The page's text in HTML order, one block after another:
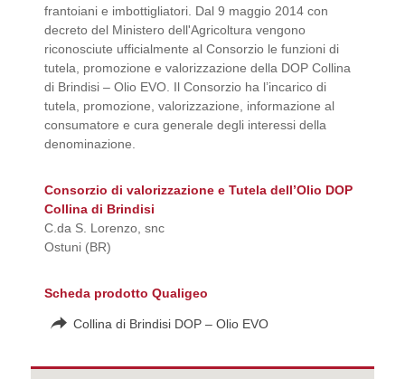
frantoiani e imbottigliatori. Dal 9 maggio 2014 con
decreto del Ministero dell'Agricoltura vengono
riconosciute ufficialmente al Consorzio le funzioni di
tutela, promozione e valorizzazione della DOP Collina
di Brindisi – Olio EVO. Il Consorzio ha l’incarico di
tutela, promozione, valorizzazione, informazione al
consumatore e cura generale degli interessi della
denominazione.
Consorzio di valorizzazione e Tutela dell’Olio DOP
Collina di Brindisi
C.da S. Lorenzo, snc
Ostuni (BR)
Scheda prodotto Qualigeo
Collina di Brindisi DOP – Olio EVO